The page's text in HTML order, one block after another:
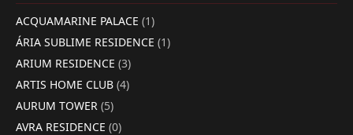
ACQUAMARINE PALACE (1)
ÁRIA SUBLIME RESIDENCE (1)
ARIUM RESIDENCE (3)
ARTIS HOME CLUB (4)
AURUM TOWER (5)
AVRA RESIDENCE (0)